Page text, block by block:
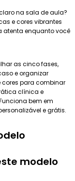
na sala de aula?
e cores vibrantes
atenta enquanto você
as cinco fases,
e organizar
cores para combinar
clínica e
bem em
e grátis.
modelo